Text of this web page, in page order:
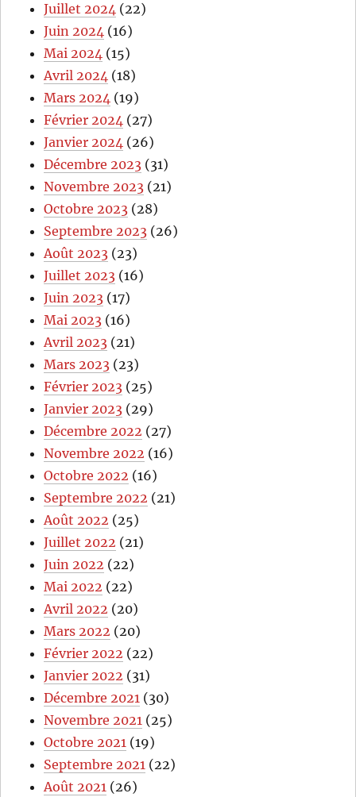
Juillet 2024 (22)
Juin 2024 (16)
Mai 2024 (15)
Avril 2024 (18)
Mars 2024 (19)
Février 2024 (27)
Janvier 2024 (26)
Décembre 2023 (31)
Novembre 2023 (21)
Octobre 2023 (28)
Septembre 2023 (26)
Août 2023 (23)
Juillet 2023 (16)
Juin 2023 (17)
Mai 2023 (16)
Avril 2023 (21)
Mars 2023 (23)
Février 2023 (25)
Janvier 2023 (29)
Décembre 2022 (27)
Novembre 2022 (16)
Octobre 2022 (16)
Septembre 2022 (21)
Août 2022 (25)
Juillet 2022 (21)
Juin 2022 (22)
Mai 2022 (22)
Avril 2022 (20)
Mars 2022 (20)
Février 2022 (22)
Janvier 2022 (31)
Décembre 2021 (30)
Novembre 2021 (25)
Octobre 2021 (19)
Septembre 2021 (22)
Août 2021 (26)